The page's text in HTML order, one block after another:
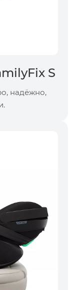
S
надёжно,